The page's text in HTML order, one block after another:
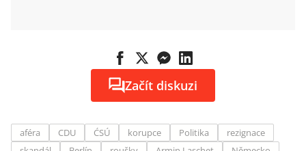
Začít diskuzi
aféra CDU ĆSÚ korupce Politika
rezignace